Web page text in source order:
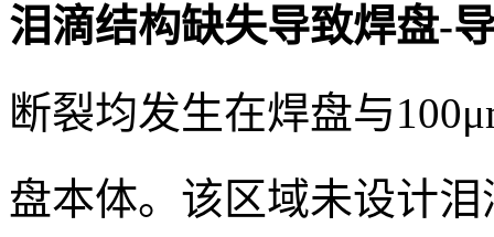
泪滴结构缺失导致焊盘-
断裂均发生在焊盘与
盘本体。该区域未设计